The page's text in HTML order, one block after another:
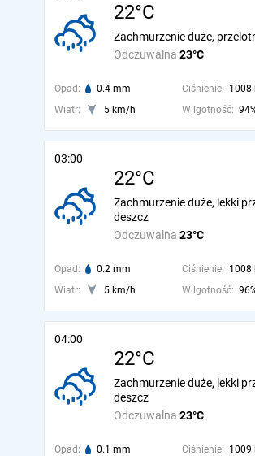
22°C
Odczuwalna 23°C
Zachmurzenie duże,
Opad: 0.4 mm Ciśnienie: 1008
Wiatr:
5 km/h Wilgotność:
03:00
22°C
Odczuwalna 23°C
Zachmurzenie duże, lekki
deszcz
Opad: 0.2 mm Ciśnienie: 1008
Wiatr:
5 km/h Wilgotność:
04:00
22°C
Odczuwalna 23°C
Zachmurzenie duże, lekki
deszcz
Opad: 0.1 mm Ciśnienie: 1009